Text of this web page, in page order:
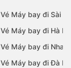
Vé Máy bay đi Sài
Vé Máy bay đi Hà
Vé Máy bay đi Nha
Vé Máy bay đi Đà